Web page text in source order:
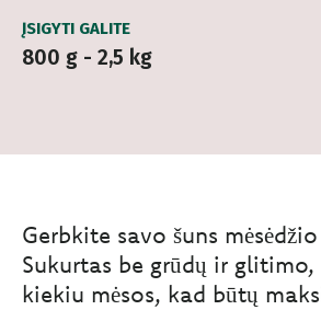
ĮSIGYTI GALITE
800 g - 2,5 kg
Gerbkite savo šuns
Sukurtas be grūdų ir
kiekiu mėsos, kad būtų